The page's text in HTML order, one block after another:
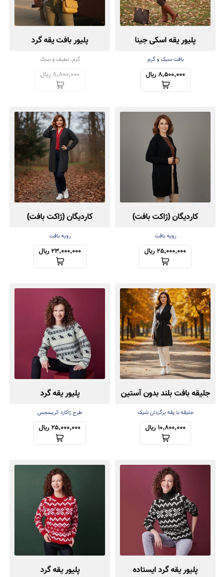
پلیور یقه اسکی جینا
بافت سبک و گرم
8,500,000 ریال
پلیور بافت یقه گرد
گرم، لطیف و سبک
8,800,000 ریال
کاردیگان (ژاکت بافت)
کش‌باف پشمی
رویه بافت
25,000,000 ریال
کاردیگان (ژاکت بافت)
کش‌باف پشمی
رویه بافت
23,000,000 ریال
جلیقه بافت بلند بدون آستین
جلیقه با یقه برگردان شیک
10,800,000 ریال
پلیور یقه گرد
طرح ژاکارد کریسمس
25,000,000 ریال
پلیور یقه گرد ایستاده پلیور یقه گرد